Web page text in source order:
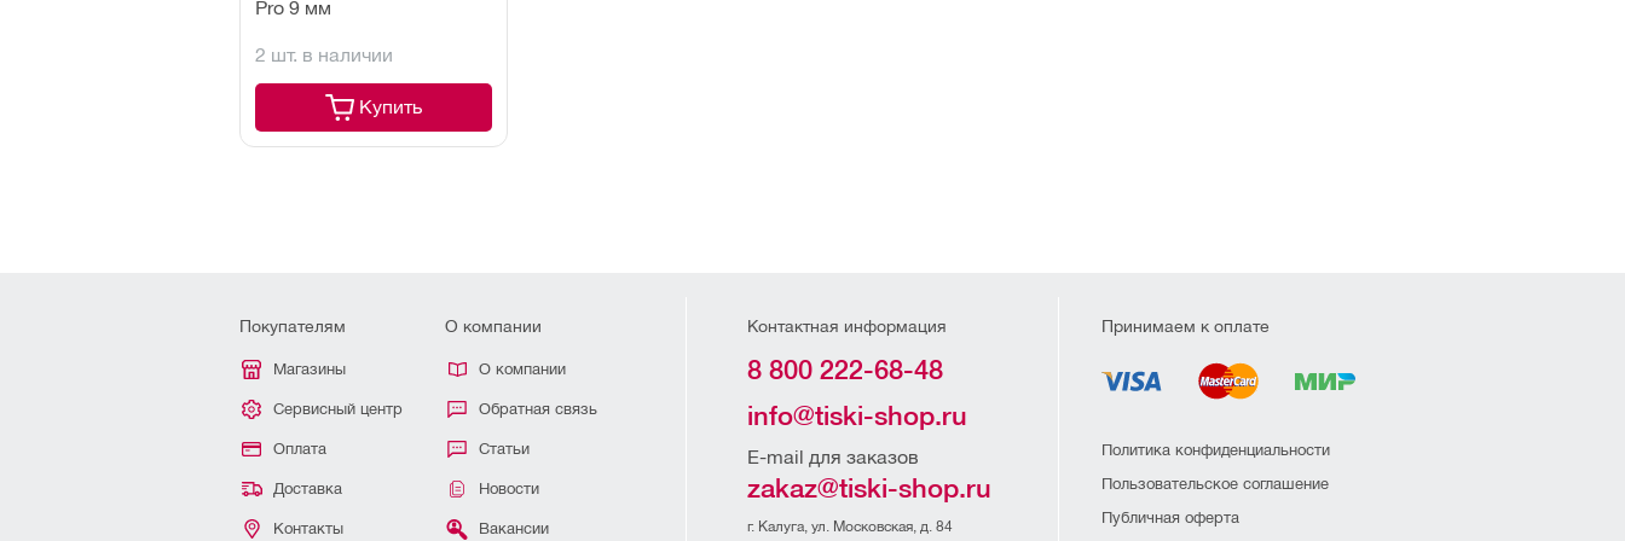
Pro 9 мм
2 шт. в наличии
Купить
Покупателям
Магазины
Сервисный центр
Оплата
Доставка
Контакты
О компании
О компании
Обратная связь
Статьи
Новости
Вакансии
Контактная информация
8 800 222-68-48
info@tiski-shop.ru
E-mail для заказов
zakaz@tiski-shop.ru
г. Калуга, ул. Московская, д. 84
Принимаем к оплате
Политика конфиденциальности
Пользовательское соглашение
Публичная оферта